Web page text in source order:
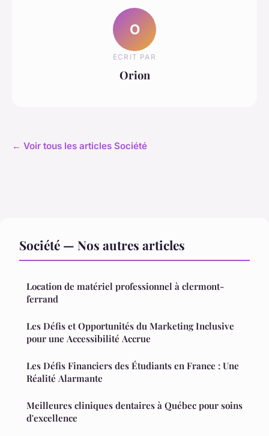
O
ECRIT PAR
Orion
← Voir tous les articles Société
Société — Nos autres articles
Location de matériel professionnel à clermont-
ferrand
Les Défis et Opportunités du Marketing Inclusive
pour une Accessibilité Accrue
Les Défis Financiers des Étudiants en France : Une
Réalité Alarmante
Meilleures cliniques dentaires à Québec pour soins
d'excellence